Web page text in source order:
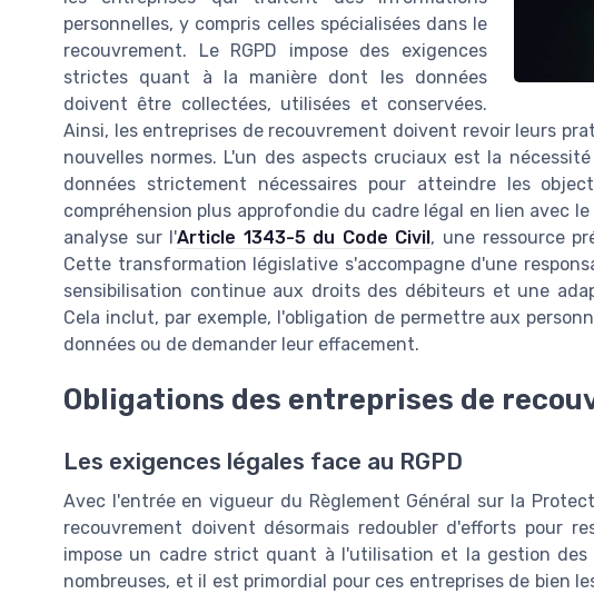
personnelles, y compris celles spécialisées dans le
recouvrement. Le RGPD impose des exigences
strictes quant à la manière dont les données
doivent être collectées, utilisées et conservées.
Ainsi, les entreprises de recouvrement doivent revoir leurs
nouvelles normes. L'un des aspects cruciaux est la
données strictement nécessaires pour atteindre les
compréhension plus approfondie du cadre légal en lien avec
analyse sur l'Article 1343-5 du Code Civil, une ressource
Cette transformation législative s'accompagne d'une
sensibilisation continue aux droits des débiteurs et une
Cela inclut, par exemple, l'obligation de permettre aux
données ou de demander leur effacement.
Obligations des entreprises de
Les exigences légales face au RGPD
Avec l'entrée en vigueur du Règlement Général sur la
recouvrement doivent désormais redoubler d'efforts pour
impose un cadre strict quant à l'utilisation et la gestion des
nombreuses, et il est primordial pour ces entreprises de bien